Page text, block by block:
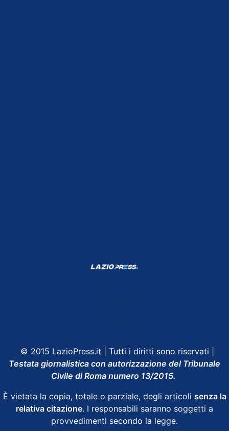
© 2015 LazioPress.it | Tutti i diritti sono riservati |
Testata giornalistica con autorizzazione del Tribunale
Civile di Roma numero 13/2015.
È vietata la copia, totale o parziale, degli articoli senza la
relativa citazione. I responsabili saranno soggetti a
provvedimenti secondo la legge.